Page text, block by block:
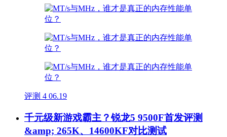
评测 4 06.19
千元级新游戏霸主？锐龙5 9500F首发评测
&amp; 265K、14600KF对比测试